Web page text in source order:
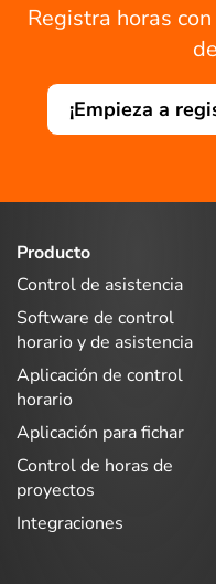
Registra horas
¡Empieza a
Producto
Control de asistencia
Software de control
horario y de asistencia
Aplicación de control
horario
Aplicación para fichar
Control de horas de
proyectos
Integraciones